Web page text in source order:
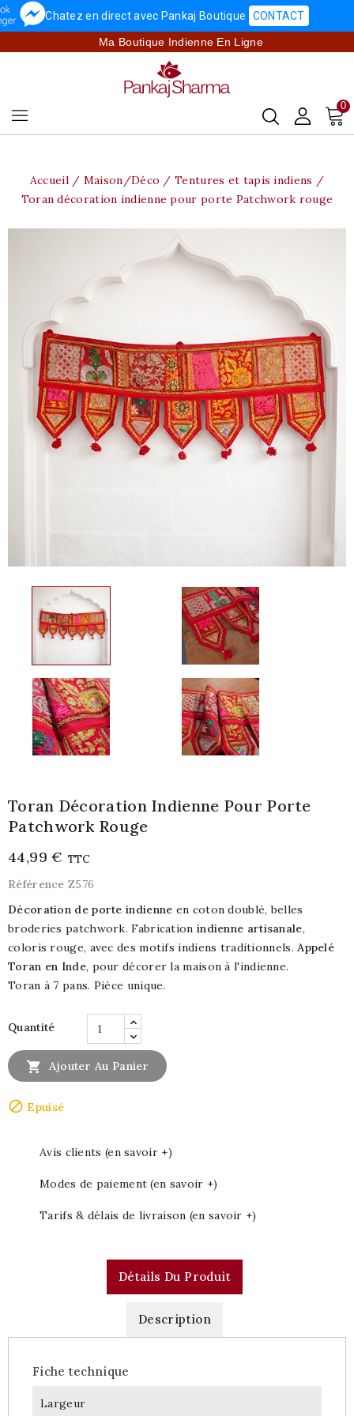
Chatez en direct avec Pankaj Boutique CONTACT
Ma Boutique Indienne En Ligne
0
Accueil Maison/Déco
Tentures et tapis indiens
Toran décoration indienne pour porte Patchwork rouge
Toran Décoration Indienne Pour Porte
Patchwork Rouge
44,99 € TTC
Référence Z576
Décoration de porte indienne en coton doublé, belles
broderies patchwork. Fabrication indienne artisanale,
coloris rouge, avec des motifs indiens traditionnels.Appelé
Toran en Inde, pour décorer la maison à l'indienne.
Toran à 7 pans. Pièce unique.
Quantité
 Ajouter Au Panier
 Epuisé
Avis clients (en savoir +)
Modes de paiement (en savoir +)
Tarifs & délais de livraison (en savoir +)
Détails Du Produit
Description
Fiche technique
Largeur